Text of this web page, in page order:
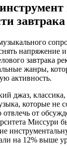
завтрака
напряжение
завтрака
жанры,
активность.
джаз,
которые не
отвлечь от
Миссури
на 12% выше